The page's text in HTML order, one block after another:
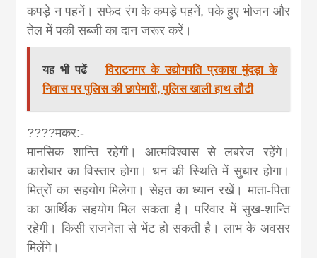
कपड़े न पहनें। सफेद रंग के कपड़े पहनें, पके हुए भोजन और
तेल में पकी सब्जी का दान जरूर करें।
यह भी पढें
विराटनगर के उद्योगपति प्रकाश मुंदड़ा के
निवास पर पुलिस की छापेमारी, पुलिस खाली हाथ लौटी
????मकर:-
मानसिक शान्ति‍ रहेगी। आत्मविश्वास से लबरेज रहेंगे।
कारोबार का विस्तार होगा। धन की स्थिति में सुधार होगा।
मित्रों का सहयोग मिलेगा। सेहत का ध्यान रखें। माता-पिता
का आर्थिक सहयोग मिल सकता है। परिवार में सुख-शान्ति
रहेगी। किसी राजनेता से भेंट हो सकती है। लाभ के अवसर
म‍िलेंगे।